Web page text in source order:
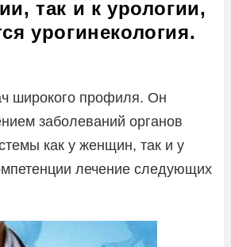
так и к урологии,
урогинекология.
широкого профиля. Он
заболеваний органов
как у женщин, так и у
лечение следующих